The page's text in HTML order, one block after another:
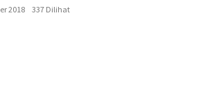
2018
337 Dilihat